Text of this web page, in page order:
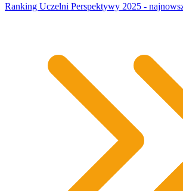
Ranking Uczelni Perspektywy 2025 -